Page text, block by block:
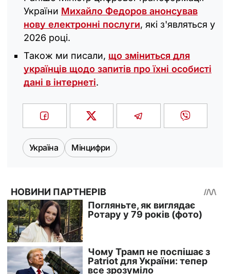
України Михайло Федоров анонсував
нову електронні послуги, які з'являться у
2026 році.
Також ми писали, що зміниться для
українців щодо запитів про їхні особисті
дані в інтернеті.
Україна Мінцифри